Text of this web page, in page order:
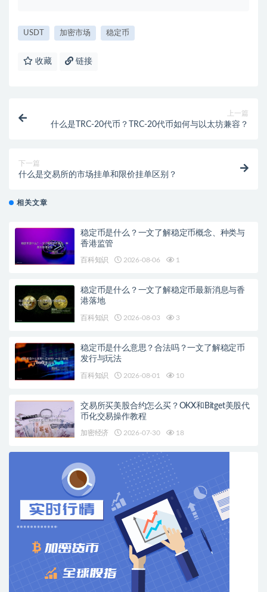
USDT 加密市场 稳定币
收藏 链接
上一篇
什么是TRC-20代币？TRC-20代币如何与以太坊兼容？
下一篇
什么是交易所的市场挂单和限价挂单区别？
相关文章
稳定币是什么？一文了解稳定币概念、种类与
香港监管
百科知识 2026-08-06 1
稳定币是什么？一文了解稳定币最新消息与香
港落地
百科知识 2026-08-03 3
稳定币是什么意思？合法吗？一文了解稳定币
发行与玩法
百科知识 2026-08-01 10
交易所买美股合约怎么买？OKX和Bitget美股代
币化交易操作教程
加密经济 2026-07-30 18